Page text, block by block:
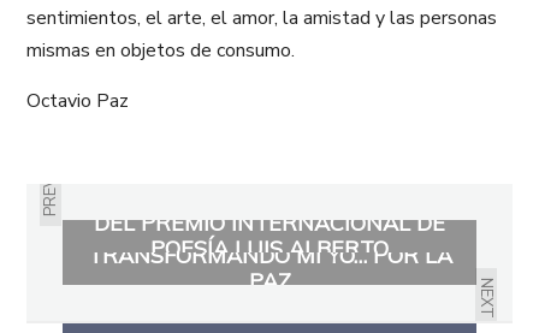
sentimientos, el arte, el amor, la amistad y las personas
mismas en objetos de consumo.
Octavio Paz
PREVIOUS
DEL PREMIO INTERNACIONAL DE
POESÍA LUIS ALBERTO
AMBROGGIO ~ VOCES DE LA
NEXT
TRANSFORMANDO MI YO… POR LA
PAZ